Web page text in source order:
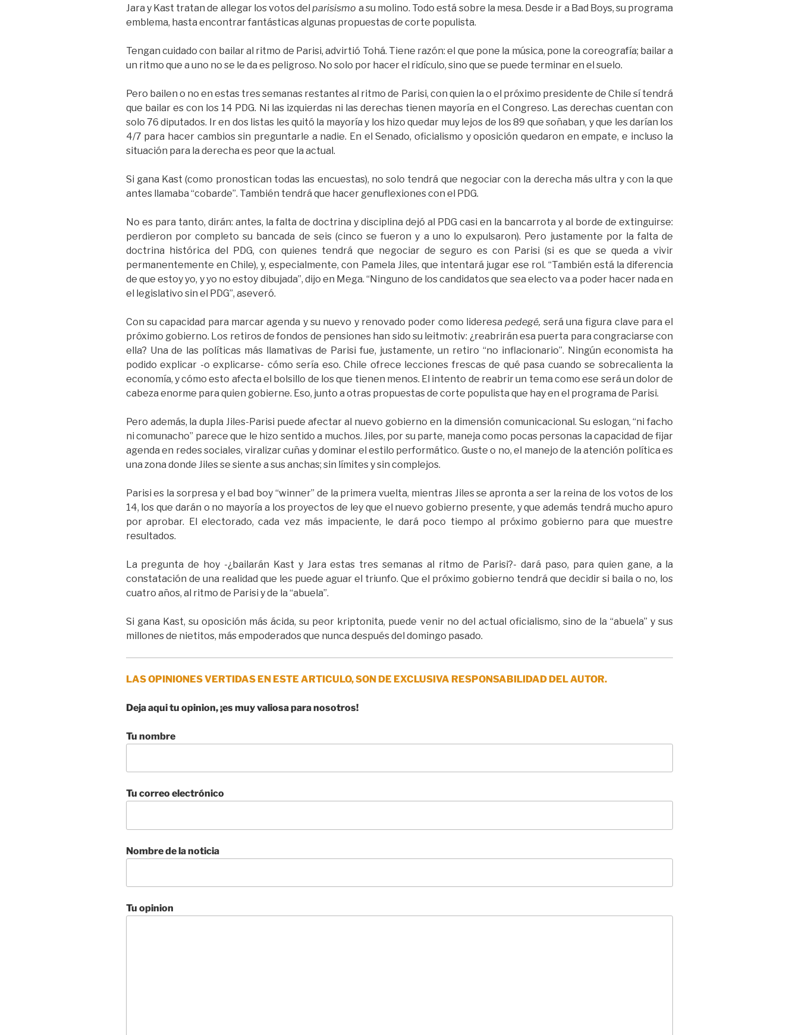
Jara y Kast tratan de allegar los votos delparisismo a su molino. Todo está sobre la mesa. Desde ir a Bad Boys, su programa
emblema, hasta encontrar fantásticas algunas propuestas de corte populista.
Tengan cuidado con bailar al ritmo de Parisi, advirtió Tohá. Tiene razón: el que pone la música, pone la coreografía; bailar a
un ritmo que a uno no se le da es peligroso. No solo por hacer el ridículo, sino que se puede terminar en el suelo.
Pero bailen o no en estas tres semanas restantes al ritmo de Parisi, con quien la o el próximo presidente de Chile sí tendrá
que bailar es con los 14 PDG. Ni las izquierdas ni las derechas tienen mayoría en el Congreso. Las derechas cuentan con
solo 76 diputados. Ir en dos listas les quitó la mayoría y los hizo quedar muy lejos de los 89 que soñaban, y que les darían los
4/7 para hacer cambios sin preguntarle a nadie. En el Senado, oficialismo y oposición quedaron en empate, e incluso la
situación para la derecha es peor que la actual.
Si gana Kast (como pronostican todas las encuestas), no solo tendrá que negociar con la derecha más ultra y con la que
antes llamaba “cobarde”. También tendrá que hacer genuflexiones con el PDG.
No es para tanto, dirán: antes, la falta de doctrina y disciplina dejó al PDG casi en la bancarrota y al borde de extinguirse:
perdieron por completo su bancada de seis (cinco se fueron y a uno lo expulsaron). Pero justamente por la falta de
doctrina histórica del PDG, con quienes tendrá que negociar de seguro es con Parisi (si es que se queda a vivir
permanentemente en Chile), y, especialmente, con Pamela Jiles, que intentará jugar ese rol. “También está la diferencia
de que estoy yo, y yo no estoy dibujada”, dijo en Mega. “Ninguno de los candidatos que sea electo va a poder hacer nada en
el legislativo sin el PDG”, aseveró.
Con su capacidad para marcar agenda y su nuevo y renovado poder como lideresapedegé, será una figura clave para el
próximo gobierno. Los retiros de fondos de pensiones han sido su leitmotiv: ¿reabrirán esa puerta para congraciarse con
ella? Una de las políticas más llamativas de Parisi fue, justamente, un retiro “no inflacionario”. Ningún economista ha
podido explicar -o explicarse- cómo sería eso. Chile ofrece lecciones frescas de qué pasa cuando se sobrecalienta la
economía, y cómo esto afecta el bolsillo de los que tienen menos. El intento de reabrir un tema como ese será un dolor de
cabeza enorme para quien gobierne. Eso, junto a otras propuestas de corte populista que hay en el programa de Parisi.
Pero además, la dupla Jiles-Parisi puede afectar al nuevo gobierno en la dimensión comunicacional. Su eslogan, “ni facho
ni comunacho” parece que le hizo sentido a muchos. Jiles, por su parte, maneja como pocas personas la capacidad de fijar
agenda en redes sociales, viralizar cuñas y dominar el estilo performático. Guste o no, el manejo de la atención política es
una zona donde Jiles se siente a sus anchas; sin límites y sin complejos.
Parisi es la sorpresa y el bad boy “winner” de la primera vuelta, mientras Jiles se apronta a ser la reina de los votos de los
14, los que darán o no mayoría a los proyectos de ley que el nuevo gobierno presente, y que además tendrá mucho apuro
por aprobar. El electorado, cada vez más impaciente, le dará poco tiempo al próximo gobierno para que muestre
resultados.
La pregunta de hoy -¿bailarán Kast y Jara estas tres semanas al ritmo de Parisi?- dará paso, para quien gane, a la
constatación de una realidad que les puede aguar el triunfo. Que el próximo gobierno tendrá que decidir si baila o no, los
cuatro años, al ritmo de Parisi y de la “abuela”.
Si gana Kast, su oposición más ácida, su peor kriptonita, puede venir no del actual oficialismo, sino de la “abuela” y sus
millones de nietitos, más empoderados que nunca después del domingo pasado.
LAS OPINIONES VERTIDAS EN ESTE ARTICULO, SON DE EXCLUSIVA RESPONSABILIDAD DEL AUTOR.
Deja aqui tu opinion, ¡es muy valiosa para nosotros!
Tu nombre
Tu correo electrónico
Nombre de la noticia
Tu opinion